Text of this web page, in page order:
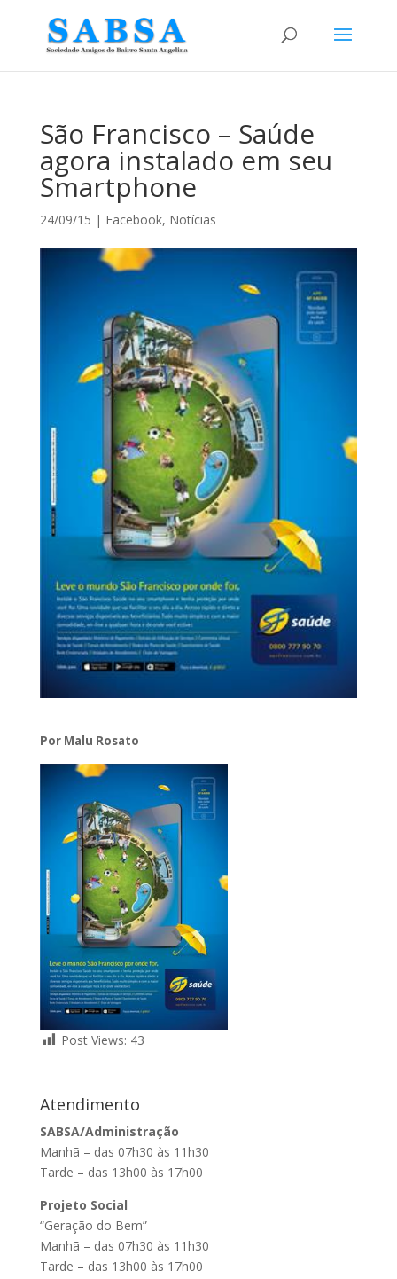
São Francisco – Saúde
agora instalado em seu
Smartphone
24/09/15 | Facebook, Notícias
Por Malu Rosato
Post Views: 43
Atendimento
SABSA/Administração
Manhã – das 07h30 às 11h30
Tarde – das 13h00 às 17h00
Projeto Social
“Geração do Bem”
Manhã – das 07h30 às 11h30
Tarde – das 13h00 às 17h00